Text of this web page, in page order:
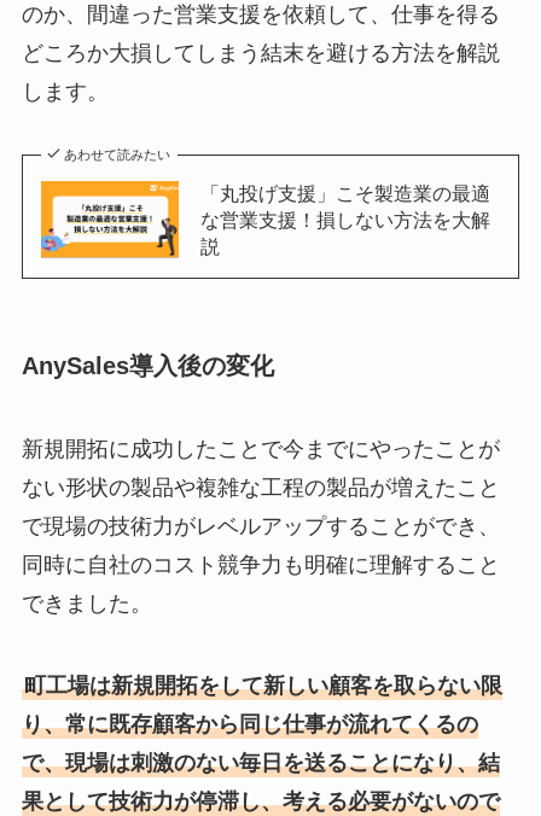
のか、間違った営業支援を依頼して、仕事を得る
どころか大損してしまう結末を避ける方法を解説
します。
あわせて読みたい
「丸投げ支援」こそ製造業の最適
な営業支援！損しない方法を大解
説
AnySales導入後の変化
新規開拓に成功したことで今までにやったことが
ない形状の製品や複雑な工程の製品が増えたこと
で現場の技術力がレベルアップすることができ、
同時に自社のコスト競争力も明確に理解すること
できました。
町工場は新規開拓をして新しい顧客を取らない限
り、常に既存顧客から同じ仕事が流れてくるの
で、現場は刺激のない毎日を送ることになり、結
果として技術力が停滞し、考える必要がないので